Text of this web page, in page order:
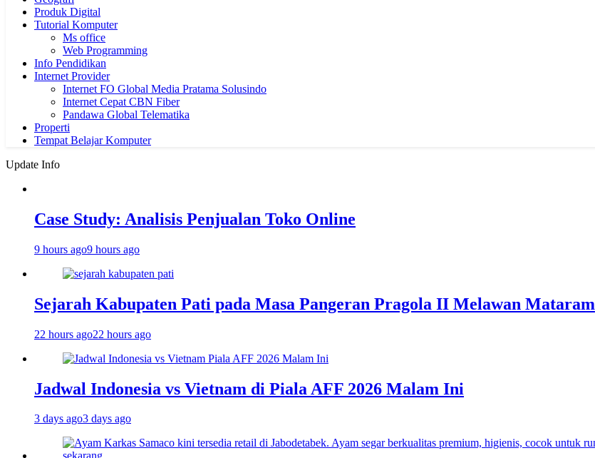
Produk Digital
Tutorial Komputer
Ms office
Web Programming
Info Pendidikan
Internet Provider
Internet FO Global Media Pratama Solusindo
Internet Cepat CBN Fiber
Pandawa Global Telematika
Properti
Tempat Belajar Komputer
Update Info
Case Study: Analisis Penjualan Toko Online
9 hours ago9 hours ago
Sejarah Kabupaten Pati pada Masa Pangeran Pragola II Melawan Mataram
22 hours ago22 hours ago
Jadwal Indonesia vs Vietnam di Piala AFF 2026 Malam Ini
3 days ago3 days ago